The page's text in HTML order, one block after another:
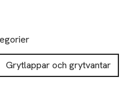
Grytlappar och grytvantar